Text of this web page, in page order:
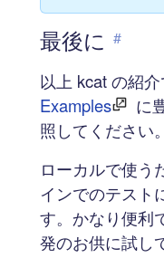
最後に #
以上 kcat の紹
Examples
に
照してください。
ローカルで使う
インでのテスト
す。かなり便利
発のお供に試し